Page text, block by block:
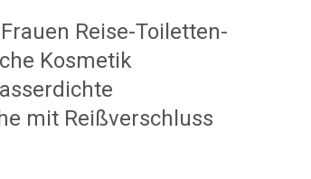
Reise-Toiletten-
Kosmetik
mit Reißverschluss